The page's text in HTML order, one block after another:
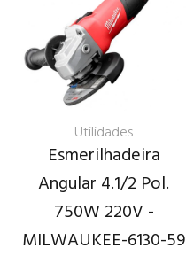
Utilidades
Esmerilhadeira
Angular 4.1/2 Pol.
750W 220V -
MILWAUKEE-6130-59